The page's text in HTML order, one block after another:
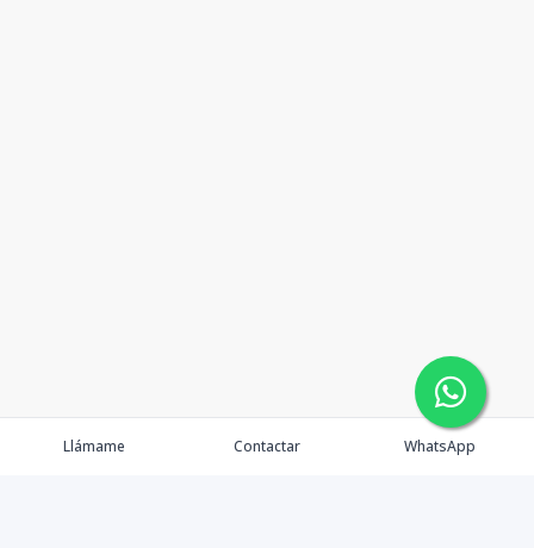
Llámame Contactar WhatsApp